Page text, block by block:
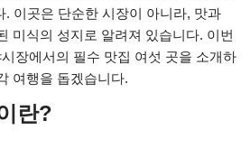
. 이곳은 단순한 시장이 아니라, 맛과
미식의 성지로 알려져 있습니다. 이번
장에서의 필수 맛집 여섯 곳을 소개하
여행을 돕겠습니다.
란?